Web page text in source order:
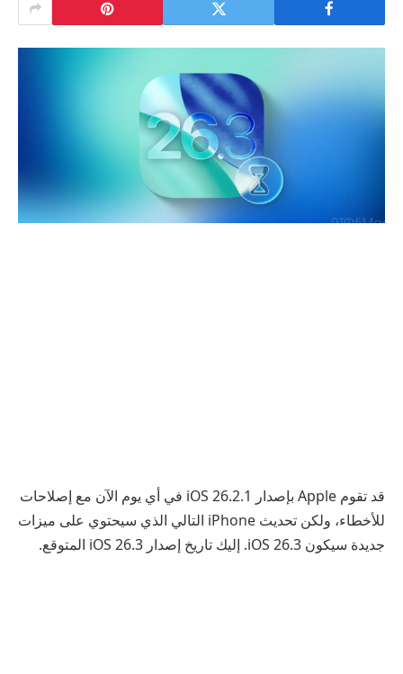
قد تقوم Apple بإصدار iOS 26.2.1 في أي يوم الآن مع إصلاحات
للأخطاء، ولكن تحديث iPhone التالي الذي سيحتوي على ميزات
جديدة سيكون iOS 26.3. إليك تاريخ إصدار iOS 26.3 المتوقع.